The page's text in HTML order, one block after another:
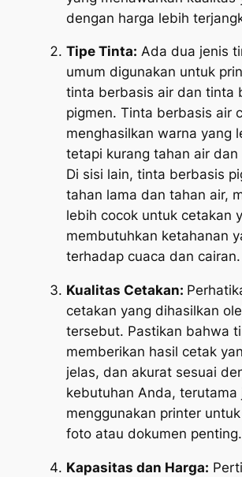
dengan harga lebih
Tipe Tinta: Ada dua jenis
umum digunakan untuk
tinta berbasis air dan tinta
pigmen. Tinta berbasis air
menghasilkan warna yang
tetapi kurang tahan air dan
Di sisi lain, tinta berbasis
tahan lama dan tahan air,
lebih cocok untuk cetakan
membutuhkan ketahanan
terhadap cuaca dan cairan.
Kualitas Cetakan:
cetakan yang dihasilkan
tersebut. Pastikan bahwa
memberikan hasil cetak
jelas, dan akurat sesuai
kebutuhan Anda, terutama
menggunakan printer
foto atau dokumen penting.
Kapasitas dan Harga: